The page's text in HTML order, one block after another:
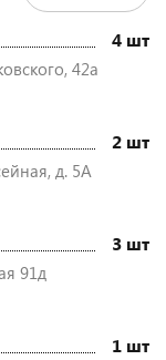
4 шт
42а
2 шт
д. 5А
3 шт
91д
1 шт